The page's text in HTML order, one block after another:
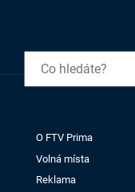
O FTV Prima
Volná místa
Reklama